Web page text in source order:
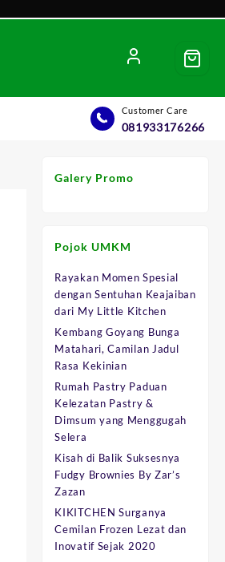
Customer Care
081933176266
Galery Promo
Pojok UMKM
Rayakan Momen Spesial
dengan Sentuhan Keajaiban
dari My Little Kitchen
Kembang Goyang Bunga
Matahari, Camilan Jadul
Rasa Kekinian
Rumah Pastry Paduan
Kelezatan Pastry &
Dimsum yang Menggugah
Selera
Kisah di Balik Suksesnya
Fudgy Brownies By Zar’s
Zazan
KIKITCHEN Surganya
Cemilan Frozen Lezat dan
Inovatif Sejak 2020